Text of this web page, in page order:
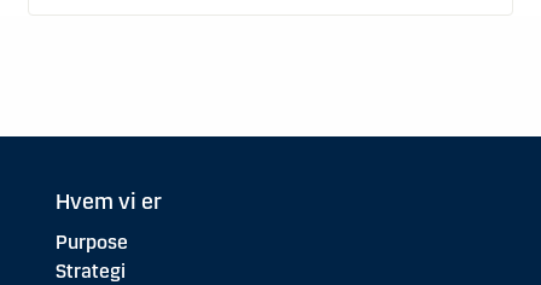
Hvem vi er
Purpose
Strategi